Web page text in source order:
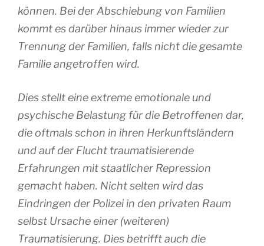
können. Bei der Abschiebung von Familien
kommt es darüber hinaus immer wieder zur
Trennung der Familien, falls nicht die gesamte
Familie angetroffen wird.
Dies stellt eine extreme emotionale und
psychische Belastung für die Betroffenen dar,
die oftmals schon in ihren Herkunftsländern
und auf der Flucht traumatisierende
Erfahrungen mit staatlicher Repression
gemacht haben. Nicht selten wird das
Eindringen der Polizei in den privaten Raum
selbst Ursache einer (weiteren)
Traumatisierung. Dies betrifft auch die